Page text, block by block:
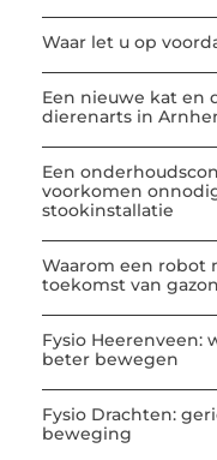
Waar let u op
Een nieuwe kat en
dierenarts in
Een
voorkomen
stookinstallatie
Waarom een robot
toekomst van
Fysio Heerenveen:
beter bewegen
Fysio Drachten:
beweging